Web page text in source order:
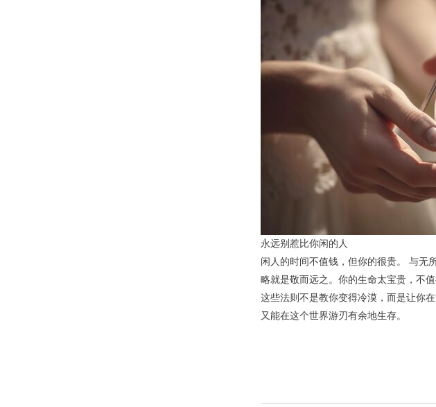
永远别惹比你闲的人
闲人的时间不值钱，但你的很贵。 与无
略就是敬而远之。你的生命太宝贵，不
这些法则不是教你变得冷漠，而是让你
又能在这个世界游刃有余地生存。